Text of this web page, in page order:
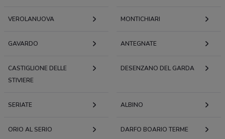
VEROLANUOVA MONTICHIARI
GAVARDO ANTEGNATE
CASTIGLIONE DELLE
STIVIERE
DESENZANO DEL GARDA
SERIATE ALBINO
ORIO AL SERIO DARFO BOARIO TERME